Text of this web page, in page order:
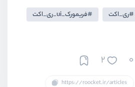
ری_اکت
فریمورک_ui_ری_اکت
0
2